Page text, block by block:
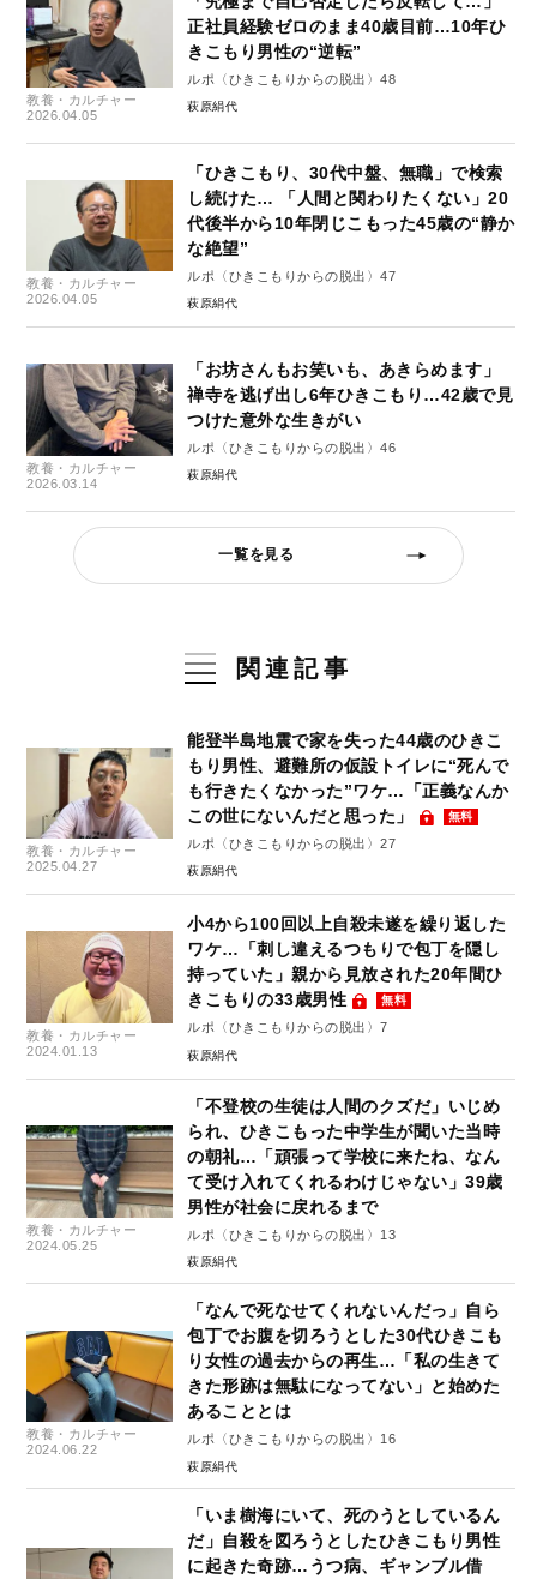
教養・カルチャー
2026.04.05
正社員経験ゼロのまま40歳目前…10年ひ
きこもり男性の“逆転”
ルポ〈ひきこもりからの脱出〉48
萩原絹代
教養・カルチャー
2026.04.05
「ひきこもり、30代中盤、無職」で検索
し続けた… 「人間と関わりたくない」20
代後半から10年閉じこもった45歳の“静か
な絶望”
ルポ〈ひきこもりからの脱出〉47
萩原絹代
教養・カルチャー
2026.03.14
「お坊さんもお笑いも、あきらめます」
禅寺を逃げ出し6年ひきこもり…42歳で見
つけた意外な生きがい
ルポ〈ひきこもりからの脱出〉46
萩原絹代
一覧を見る
関連記事
教養・カルチャー
2025.04.27
能登半島地震で家を失った44歳のひきこ
もり男性、避難所の仮設トイレに“死んで
も行きたくなかった”ワケ…「正義なんか
この世にないんだと思った」
無料
ルポ〈ひきこもりからの脱出〉27
萩原絹代
教養・カルチャー
2024.01.13
小4から100回以上自殺未遂を繰り返した
ワケ…「刺し違えるつもりで包丁を隠し
持っていた」親から見放された20年間ひ
きこもりの33歳男性
無料
ルポ〈ひきこもりからの脱出〉7
萩原絹代
教養・カルチャー
2024.05.25
「不登校の生徒は人間のクズだ」いじめ
られ、ひきこもった中学生が聞いた当時
の朝礼…「頑張って学校に来たね、なん
て受け入れてくれるわけじゃない」39歳
男性が社会に戻れるまで
ルポ〈ひきこもりからの脱出〉13
萩原絹代
教養・カルチャー
2024.06.22
「なんで死なせてくれないんだっ」自ら
包丁でお腹を切ろうとした30代ひきこも
り女性の過去からの再生…「私の生きて
きた形跡は無駄になってない」と始めた
あることとは
ルポ〈ひきこもりからの脱出〉16
萩原絹代
「いま樹海にいて、死のうとしているん
だ」自殺を図ろうとしたひきこもり男性
に起きた奇跡…うつ病、ギャンブル借